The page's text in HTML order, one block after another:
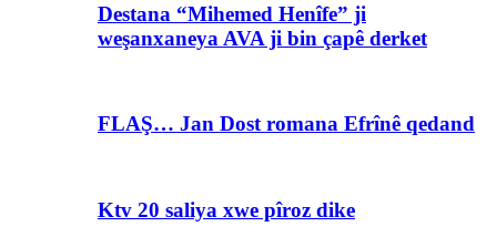
Destana “Mihemed Henîfe” ji
weşanxaneya AVA ji bin çapê derket
FLAŞ… Jan Dost romana Efrînê qedand
Ktv 20 saliya xwe pîroz dike